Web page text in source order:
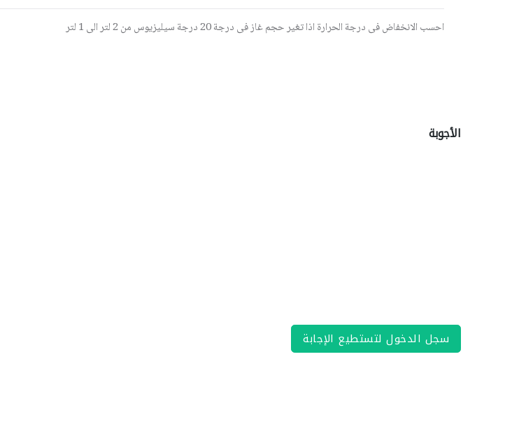
احسب الانخفاض فى درجة الحرارة اذا تغير حجم غاز فى درجة 20 درجة سيليزيوس من 2 لتر الى 1 لتر
الأجوبة
سجل الدخول لتستطيع الإجابة